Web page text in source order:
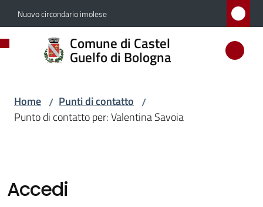
Vai al contenuto
Vai alla navigazione
Vai al footer
Nuovo circondario imolese
Comune di Castel
Guelfo di Bologna
Comune
di
di
Bologna
Amministrazione
Home / Punti di contatto /
Punto di contatto per: Valentina Savoia
Accedi